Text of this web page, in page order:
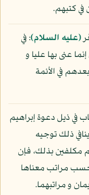
في كتبهم.
(عليه السلام): في
إنما عنى بها عليا و
في الأئمة
في ذيل دعوة إبراهيم
ذلك توجيه
مكلفين بذلك، فإن
مراتب معناها
و مراتبهما.